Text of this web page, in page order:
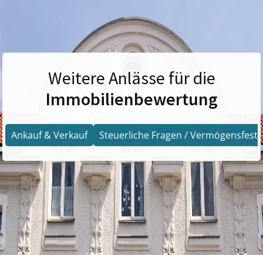
Weitere Anlässe für die
Immobilienbewertung
Ankauf & Verkauf Steuerliche Fragen /